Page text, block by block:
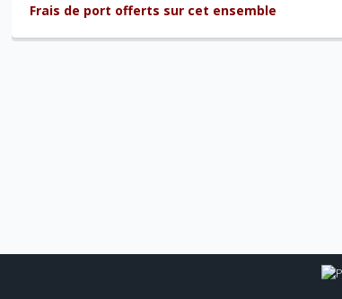
Frais de port offerts sur cet ensemble